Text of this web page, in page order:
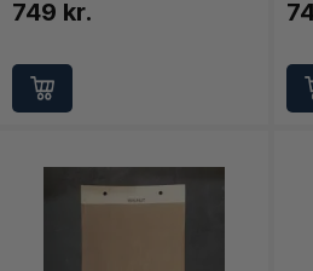
749 kr.